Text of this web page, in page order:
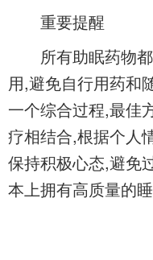
重要提醒
所有助眠药物都
用,避免自行用药和
一个综合过程,最佳
疗相结合,根据个人
保持积极心态,避免
本上拥有高质量的睡